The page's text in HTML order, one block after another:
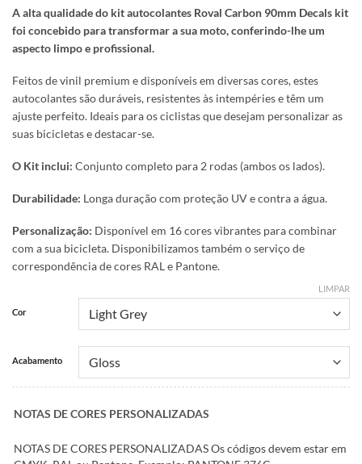
A alta qualidade do kit autocolantes Roval Carbon 90mm Decals kit
foi concebido para transformar a sua moto, conferindo-lhe um
aspecto limpo e profissional.
Feitos de vinil premium e disponíveis em diversas cores, estes
autocolantes são duráveis, resistentes às intempéries e têm um
ajuste perfeito. Ideais para os ciclistas que desejam personalizar as
suas bicicletas e destacar-se.
O Kit inclui: Conjunto completo para 2 rodas (ambos os lados).
Durabilidade: Longa duração com proteção UV e contra a água.
Personalização: Disponível em 16 cores vibrantes para combinar
com a sua bicicleta. Disponibilizamos também o serviço de
correspondência de cores RAL e Pantone.
Cor
Acabamento
LIMPAR
NOTAS DE CORES PERSONALIZADAS
NOTAS DE CORES PERSONALIZADAS Os códigos devem estar em